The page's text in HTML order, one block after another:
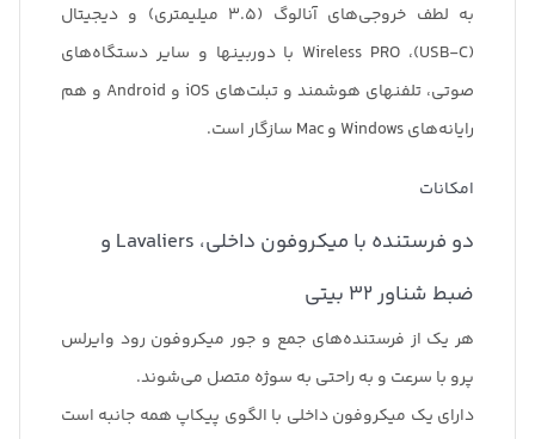
به لطف خروجی‌های آنالوگ (3.5 میلیمتری) و دیجیتال
(USB-C)، Wireless PRO با دوربینها و سایر دستگاه‌های
صوتی، تلفنهای هوشمند و تبلت‌های iOS و Android و هم
رایانه‌های Windows و Mac سازگار است.
امکانات
دو فرستنده با میکروفون داخلی، Lavaliers و
ضبط شناور 32 بیتی
هر یک از فرستنده‌های جمع و جور میکروفون رود وایرلس
پرو با سرعت و به راحتی به سوژه متصل می‌شوند.
دارای یک میکروفون داخلی با الگوی پیکاپ همه جانبه است